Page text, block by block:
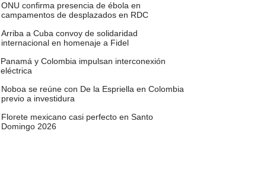
ONU confirma presencia de ébola en
campamentos de desplazados en RDC
Arriba a Cuba convoy de solidaridad
internacional en homenaje a Fidel
Panamá y Colombia impulsan interconexión
eléctrica
Noboa se reúne con De la Espriella en Colombia
previo a investidura
Florete mexicano casi perfecto en Santo
Domingo 2026